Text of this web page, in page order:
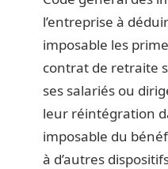
l’entreprise à
imposable les
contrat de retraite
ses salariés ou
leur réintégration
imposable du
à d’autres